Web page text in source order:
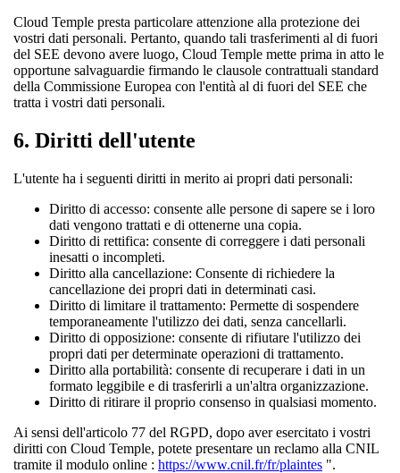
Cloud Temple presta particolare attenzione alla protezione dei
vostri dati personali. Pertanto, quando tali trasferimenti al di fuori
del SEE devono avere luogo, Cloud Temple mette prima in atto le
opportune salvaguardie firmando le clausole contrattuali standard
della Commissione Europea con l'entità al di fuori del SEE che
tratta i vostri dati personali.
6. Diritti dell'utente
L'utente ha i seguenti diritti in merito ai propri dati personali:
Diritto di accesso: consente alle persone di sapere se i loro
dati vengono trattati e di ottenerne una copia.
Diritto di rettifica: consente di correggere i dati personali
inesatti o incompleti.
Diritto alla cancellazione: Consente di richiedere la
cancellazione dei propri dati in determinati casi.
Diritto di limitare il trattamento: Permette di sospendere
temporaneamente l'utilizzo dei dati, senza cancellarli.
Diritto di opposizione: consente di rifiutare l'utilizzo dei
propri dati per determinate operazioni di trattamento.
Diritto alla portabilità: consente di recuperare i dati in un
formato leggibile e di trasferirli a un'altra organizzazione.
Diritto di ritirare il proprio consenso in qualsiasi momento.
Ai sensi dell'articolo 77 del RGPD, dopo aver esercitato i vostri
diritti con Cloud Temple, potete presentare un reclamo alla CNIL
tramite il modulo online : https://www.cnil.fr/fr/plaintes ".